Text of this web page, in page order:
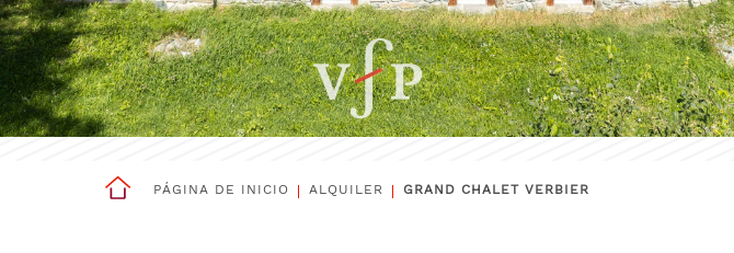
PÁGINA DE INICIO ALQUILER GRAND CHALET VERBIER